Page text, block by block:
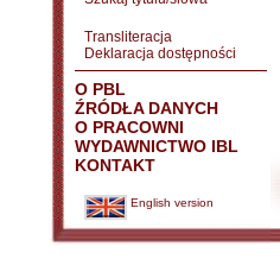
Transliteracja
Deklaracja dostępności
O PBL
ŹRÓDŁA DANYCH
O PRACOWNI
WYDAWNICTWO IBL
KONTAKT
English version